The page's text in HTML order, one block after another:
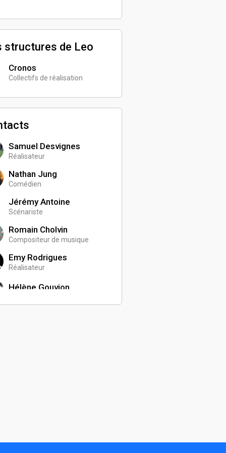
structures de Leo
Cronos
Collectifs de réalisation
Samuel Desvignes
Réalisateur
Nathan Jung
Comédien
Jérémy Antoine
Scénariste
Romain Cholvin
Compositeur de musique
Emy Rodrigues
Réalisateur
Hélène Gouvion